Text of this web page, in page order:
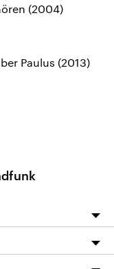
(2004)
Paulus (2013)